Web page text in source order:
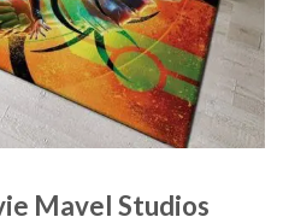
Mavel Studios